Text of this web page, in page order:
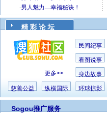
精 彩 论 坛
更多>>
民间纪事
看图说事
身边故事
慈善公益 纵横国际 环球掠影
Sogou推广服务